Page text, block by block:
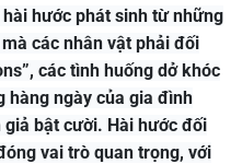
hước phát sinh từ những
các nhân vật phải đối
các tình huống dở khóc
hàng ngày của gia đình
bật cười. Hài hước đối
vai trò quan trọng, với